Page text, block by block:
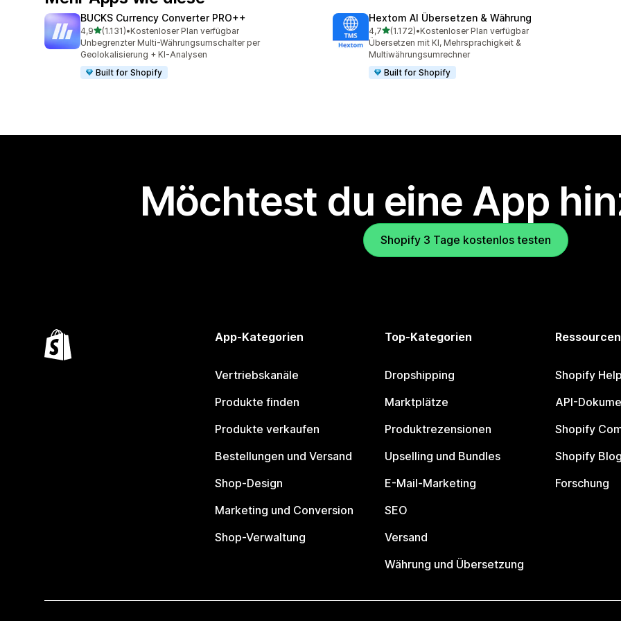
BUCKS Currency Converter PRO++
4,9von 5 Sternen
(1.131)
1131 Rezensionen insgesamt
•Kostenloser Plan verfügbar
Unbegrenzter Multi-Währungsumschalter per
Geolokalisierung + KI-Analysen
Built for Shopify
Hextom AI Übersetzen & Währung
4,7von 5 Sternen
(1.172)
1172 Rezensionen insgesamt
•Kostenloser Plan verfügbar
Übersetzen mit KI, Mehrsprachigkeit &
Multiwährungsumrechner
Built for Shopify
Möchtest du eine App
Shopify 3 Tage kostenlos testen
App-Kategorien
Vertriebskanäle
Produkte finden
Produkte verkaufen
Bestellungen und Versand
Shop-Design
Marketing und Conversion
Shop-Verwaltung
Top-Kategorien
Dropshipping
Marktplätze
Produktrezensionen
Upselling und Bundles
E-Mail-Marketing
SEO
Versand
Währung und Übersetzung
Ressourcen
Shopify
API-
Shopify
Shopify Blog
Forschung